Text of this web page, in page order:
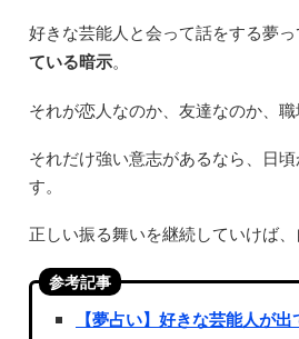
好きな芸能人と会って話をする夢っ
ている暗示。
それが恋人なのか、友達なのか、職
それだけ強い意志があるなら、日
す。
正しい振る舞いを継続していけば
参考記事
【夢占い】好きな芸能人が